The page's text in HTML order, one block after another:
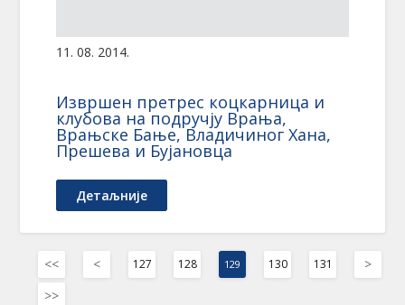
11. 08. 2014.
Извршен претрес коцкарница и
клубова на подручју Врања,
Врањске Бање, Владичиног Хана,
Прешева и Бујановца
Детаљније
<< < 127 128 129 130 131
>
>>